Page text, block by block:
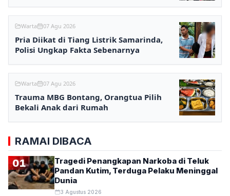
Warta 07 Agu 2026
Pria Diikat di Tiang Listrik Samarinda,
Polisi Ungkap Fakta Sebenarnya
Warta 07 Agu 2026
Trauma MBG Bontang, Orangtua Pilih
Bekali Anak dari Rumah
RAMAI DIBACA
01
Tragedi Penangkapan Narkoba di Teluk
Pandan Kutim, Terduga Pelaku Meninggal
Dunia
3 Agustus 2026